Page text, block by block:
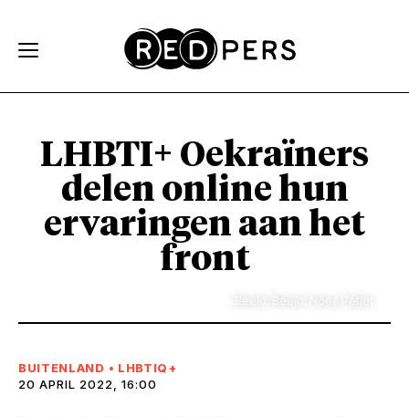
LHBTI+ Oekraïners
delen online hun
ervaringen aan het
front
BUITENLAND • LHBTIQ+
20 APRIL 2022, 16:00